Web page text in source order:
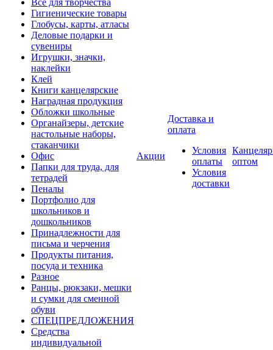
Гигиенические товары
Глобусы, карты, атласы
Деловые подарки и
сувениры
Игрушки, значки,
наклейки
Клей
Книги канцелярские
Наградная продукция
Обложки школьные
Органайзеры, детские
настольные наборы,
стаканчики
Офис
Папки для труда, для
тетрадей
Пеналы
Портфолио для
школьников и
дошкольников
Принадлежности для
письма и черчения
Продукты питания,
посуда и техника
Разное
Ранцы, рюкзаки, мешки
и сумки для сменной
обуви
СПЕЦПРЕДЛОЖЕНИЯ
Средства
индивидуальной
Акции
Доставка и
оплата
Условия
оплаты
Условия
доставки
оптом